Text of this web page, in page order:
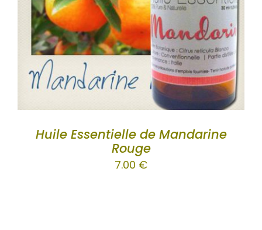
Huile Essentielle de Mandarine
Rouge
7.00 €